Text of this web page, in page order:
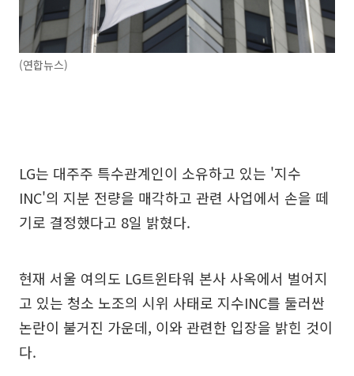
(연합뉴스)
LG는 대주주 특수관계인이 소유하고 있는 '지수
INC'의 지분 전량을 매각하고 관련 사업에서 손을 떼
기로 결정했다고 8일 밝혔다.
현재 서울 여의도 LG트윈타워 본사 사옥에서 벌어지
고 있는 청소 노조의 시위 사태로 지수INC를 둘러싼
논란이 불거진 가운데, 이와 관련한 입장을 밝힌 것이
다.